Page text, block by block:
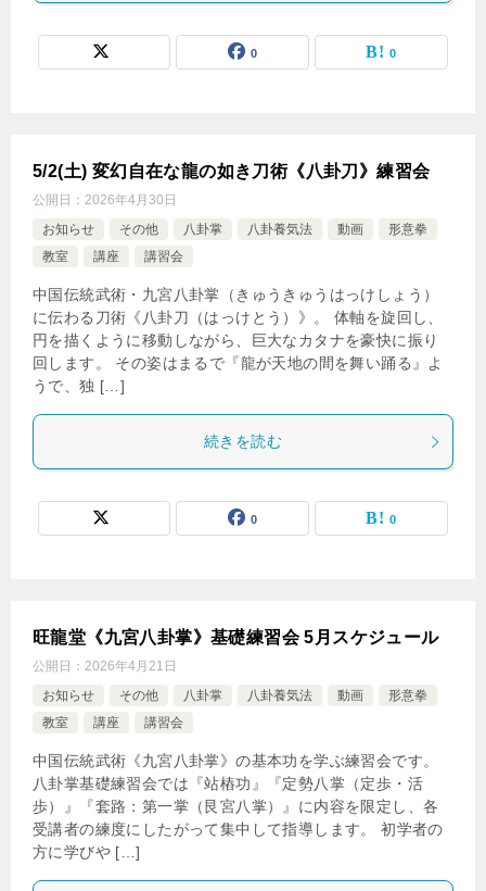
0 0
5/2(土) 変幻自在な龍の如き刀術《八卦刀》練習会
公開日： 2026年4月30日
お知らせ
その他 八卦掌 八卦養気法 動画
形意拳
教室
講座 講習会
中国伝統武術・九宮八卦掌（きゅうきゅうはっけしょう）
に伝わる刀術《八卦刀（はっけとう）》。 体軸を旋回し、
円を描くように移動しながら、巨大なカタナを豪快に振り
回します。 その姿はまるで『龍が天地の間を舞い踊る』よ
うで、独 […]
続きを読む
0 0
旺龍堂《九宮八卦掌》基礎練習会 5月スケジュール
公開日： 2026年4月21日
お知らせ
その他 八卦掌 八卦養気法 動画
形意拳
教室
講座 講習会
中国伝統武術《九宮八卦掌》の基本功を学ぶ練習会です。
八卦掌基礎練習会では『站樁功』『定勢八掌（定歩・活
歩）』『套路：第一掌（艮宮八掌）』に内容を限定し、各
受講者の練度にしたがって集中して指導します。 初学者の
方に学びや […]